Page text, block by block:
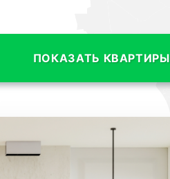
ПОКАЗАТЬ КВАРТИРЫ